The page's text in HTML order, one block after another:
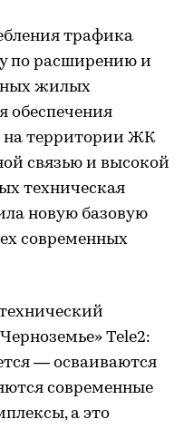
трафика
по расширению и
жилых
обеспечения
территории ЖК
связью и высокой
техническая
новую базовую
современных
Tele2:
— осваиваются
современные
а это